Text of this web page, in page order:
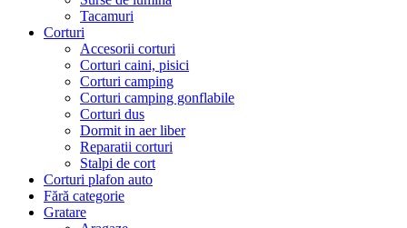
Tacamuri
Corturi
Accesorii corturi
Corturi caini, pisici
Corturi camping
Corturi camping gonflabile
Corturi dus
Dormit in aer liber
Reparatii corturi
Stalpi de cort
Corturi plafon auto
Fără categorie
Gratare